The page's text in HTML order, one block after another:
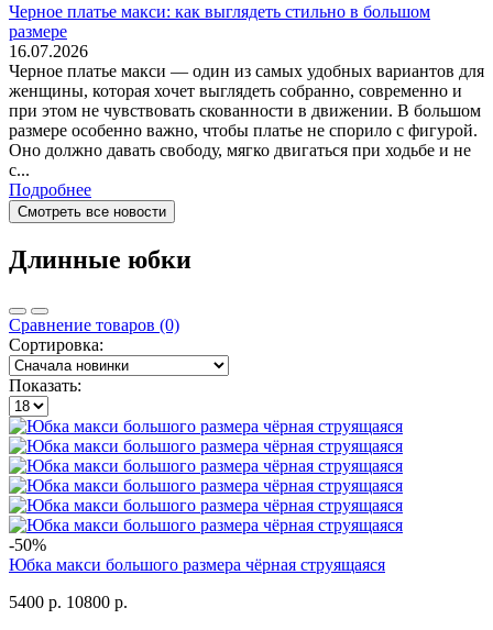
Черное платье макси: как выглядеть стильно в большом
размере
16.07.2026
Черное платье макси — один из самых удобных вариантов для
женщины, которая хочет выглядеть собранно, современно и
при этом не чувствовать скованности в движении. В большом
размере особенно важно, чтобы платье не спорило с фигурой.
Оно должно давать свободу, мягко двигаться при ходьбе и не
с...
Подробнее
Смотреть все новости
Длинные юбки
Сравнение товаров (0)
Сортировка:
Показать:
-50%
Юбка макси большого размера чёрная струящаяся
5400 р. 10800 р.